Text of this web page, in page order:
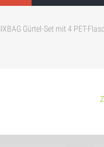
Gürtel-Set mit 4 PET-